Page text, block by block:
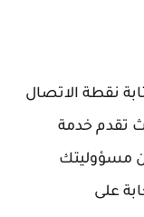
نقطة الاتصال
تقدم خدمة
مسؤوليتك
على